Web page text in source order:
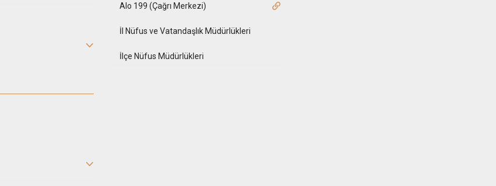
Alo 199 (Çağrı Merkezi)
İl Nüfus ve Vatandaşlık Müdürlükleri
İlçe Nüfus Müdürlükleri